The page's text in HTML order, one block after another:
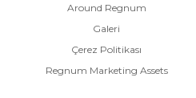
Around Regnum
Galeri
Çerez Politikası
Regnum Marketing Assets